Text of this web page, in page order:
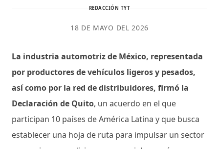
REDACCIÓN TYT
18 DE MAYO DEL 2026
La industria automotriz de México, representada
por productores de vehículos ligeros y pesados,
así como por la red de distribuidores, firmó la
Declaración de Quito, un acuerdo en el que
participan 10 países de América Latina y que busca
establecer una hoja de ruta para impulsar un sector